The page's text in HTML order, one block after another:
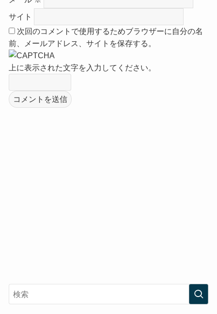
サイト
次回のコメントで使用するためブラウザーに自分の名
前、メールアドレス、サイトを保存する。
上に表示された文字を入力してください。